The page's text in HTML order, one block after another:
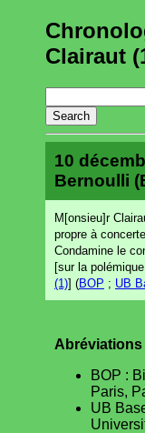
Clairaut
10
Bernoulli
M[onsieu]r
propre à
Condamine le
[sur la
(1)] (BOP ; UB
Abréviations
BOP :
Paris,
UB